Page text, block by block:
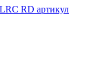
RD артикул